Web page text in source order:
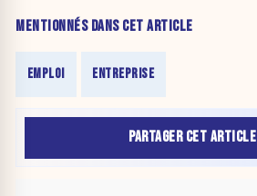
MENTIONNÉS DANS CET ARTICLE
EMPLOI ENTREPRISE
PARTAGER CET ARTICLE